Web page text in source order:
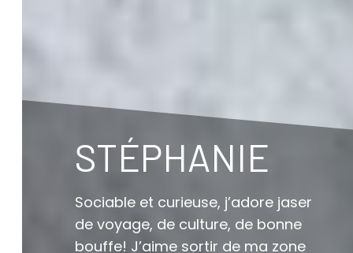
STÉPHANIE
Sociable et curieuse, j’adore jaser
de voyage, de culture, de bonne
bouffe! J’aime sortir de ma zone